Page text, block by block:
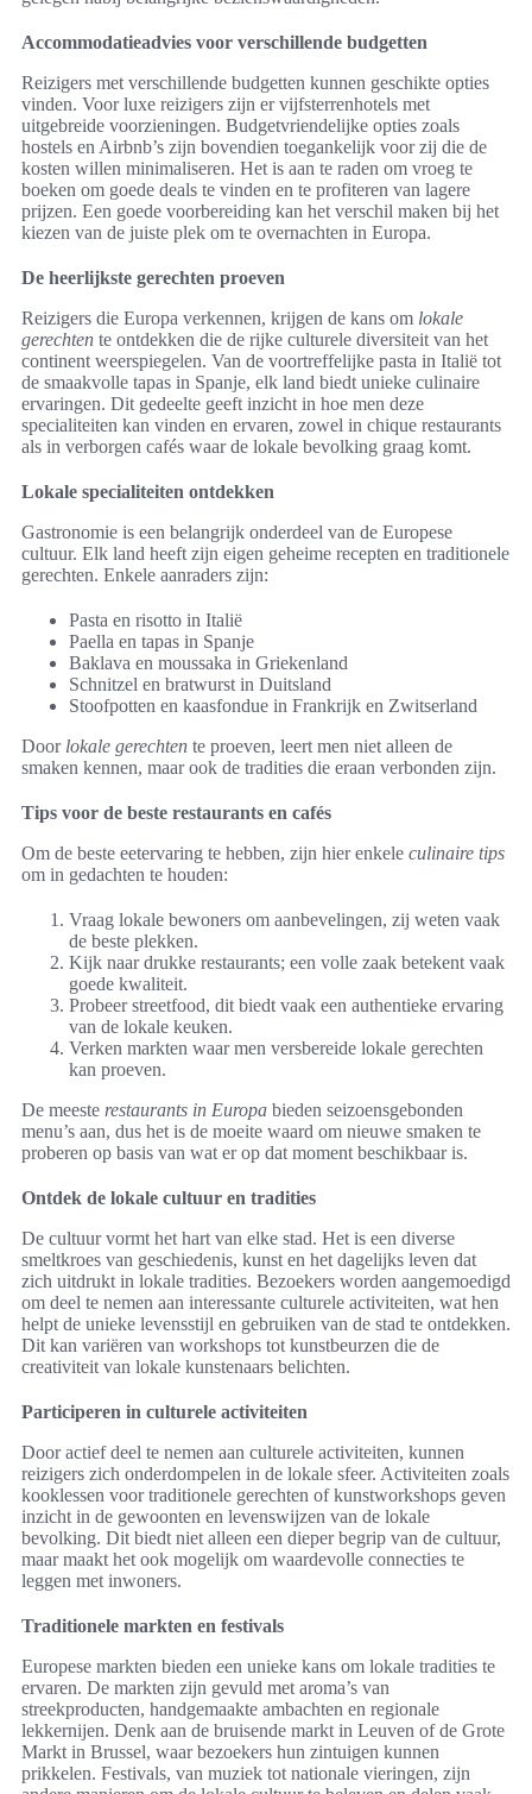
Accommodatieadvies voor verschillende budgetten
Reizigers met verschillende budgetten kunnen geschikte opties
vinden. Voor luxe reizigers zijn er vijfsterrenhotels met
uitgebreide voorzieningen. Budgetvriendelijke opties zoals
hostels en Airbnb’s zijn bovendien toegankelijk voor zij die de
kosten willen minimaliseren. Het is aan te raden om vroeg te
boeken om goede deals te vinden en te profiteren van lagere
prijzen. Een goede voorbereiding kan het verschil maken bij het
kiezen van de juiste plek om te overnachten in Europa.
De heerlijkste gerechten proeven
Reizigers die Europa verkennen, krijgen de kans om lokale
gerechten te ontdekken die de rijke culturele diversiteit van het
continent weerspiegelen. Van de voortreffelijke pasta in Italië tot
de smaakvolle tapas in Spanje, elk land biedt unieke culinaire
ervaringen. Dit gedeelte geeft inzicht in hoe men deze
specialiteiten kan vinden en ervaren, zowel in chique restaurants
als in verborgen cafés waar de lokale bevolking graag komt.
Lokale specialiteiten ontdekken
Gastronomie is een belangrijk onderdeel van de Europese
cultuur. Elk land heeft zijn eigen geheime recepten en traditionele
gerechten. Enkele aanraders zijn:
Pasta en risotto in Italië
Paella en tapas in Spanje
Baklava en moussaka in Griekenland
Schnitzel en bratwurst in Duitsland
Stoofpotten en kaasfondue in Frankrijk en Zwitserland
Door lokale gerechten te proeven, leert men niet alleen de
smaken kennen, maar ook de tradities die eraan verbonden zijn.
Tips voor de beste restaurants en cafés
Om de beste eetervaring te hebben, zijn hier enkele culinaire tips
om in gedachten te houden:
Vraag lokale bewoners om aanbevelingen, zij weten vaak
de beste plekken.
Kijk naar drukke restaurants; een volle zaak betekent vaak
goede kwaliteit.
Probeer streetfood, dit biedt vaak een authentieke ervaring
van de lokale keuken.
Verken markten waar men versbereide lokale gerechten
kan proeven.
De meeste restaurants in Europa bieden seizoensgebonden
menu’s aan, dus het is de moeite waard om nieuwe smaken te
proberen op basis van wat er op dat moment beschikbaar is.
Ontdek de lokale cultuur en tradities
De cultuur vormt het hart van elke stad. Het is een diverse
smeltkroes van geschiedenis, kunst en het dagelijks leven dat
zich uitdrukt in lokale tradities. Bezoekers worden aangemoedigd
om deel te nemen aan interessante culturele activiteiten, wat hen
helpt de unieke levensstijl en gebruiken van de stad te ontdekken.
Dit kan variëren van workshops tot kunstbeurzen die de
creativiteit van lokale kunstenaars belichten.
Participeren in culturele activiteiten
Door actief deel te nemen aan culturele activiteiten, kunnen
reizigers zich onderdompelen in de lokale sfeer. Activiteiten zoals
kooklessen voor traditionele gerechten of kunstworkshops geven
inzicht in de gewoonten en levenswijzen van de lokale
bevolking. Dit biedt niet alleen een dieper begrip van de cultuur,
maar maakt het ook mogelijk om waardevolle connecties te
leggen met inwoners.
Traditionele markten en festivals
Europese markten bieden een unieke kans om lokale tradities te
ervaren. De markten zijn gevuld met aroma’s van
streekproducten, handgemaakte ambachten en regionale
lekkernijen. Denk aan de bruisende markt in Leuven of de Grote
Markt in Brussel, waar bezoekers hun zintuigen kunnen
prikkelen. Festivals, van muziek tot nationale vieringen, zijn